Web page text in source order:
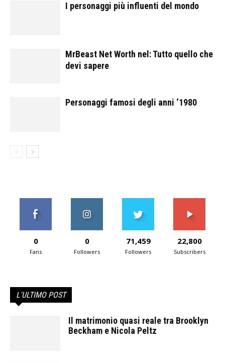
I personaggi più influenti del mondo
MrBeast Net Worth nel: Tutto quello che
devi sapere
Personaggi famosi degli anni ‘1980
0
Fans
0
Followers
71,459
Followers
22,800
Subscribers
L'ULTIMO POST
Il matrimonio quasi reale tra Brooklyn
Beckham e Nicola Peltz